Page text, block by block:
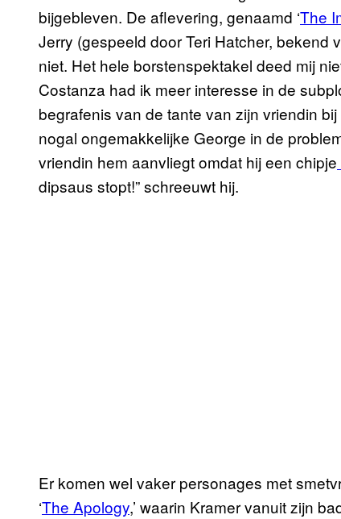
bijgebleven. De aflevering, genaamd ‘The
Jerry (gespeeld door Teri Hatcher, bekend
niet. Het hele borstenspektakel deed mij
Costanza had ik meer interesse in de
begrafenis van de tante van zijn vriendin
nogal ongemakkelijke George in de
vriendin hem aanvliegt omdat hij een chipje
dipsaus stopt!” schreeuwt hij.
Er komen wel vaker personages met
‘The Apology,’ waarin Kramer vanuit zijn